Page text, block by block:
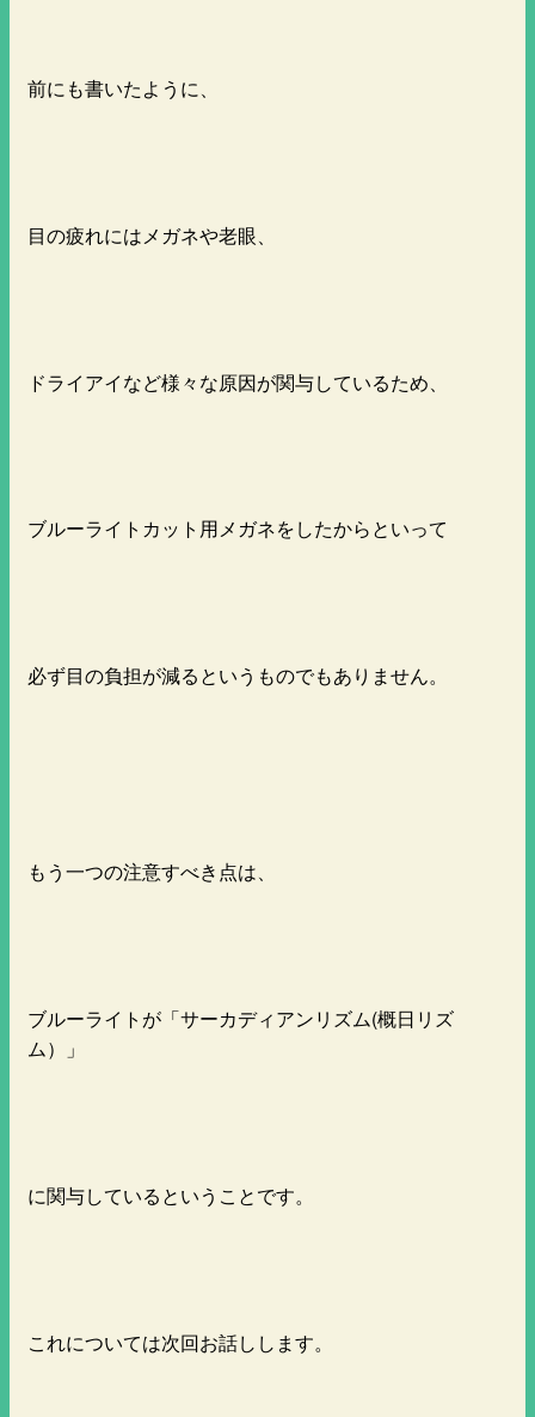
前にも書いたように、
目の疲れにはメガネや老眼、
ドライアイなど様々な原因が関与しているため、
ブルーライトカット用メガネをしたからといって
必ず目の負担が減るというものでもありません。
もう一つの注意すべき点は、
ブルーライトが「サーカディアンリズム(概日リズ
ム）」
に関与しているということです。
これについては次回お話しします。